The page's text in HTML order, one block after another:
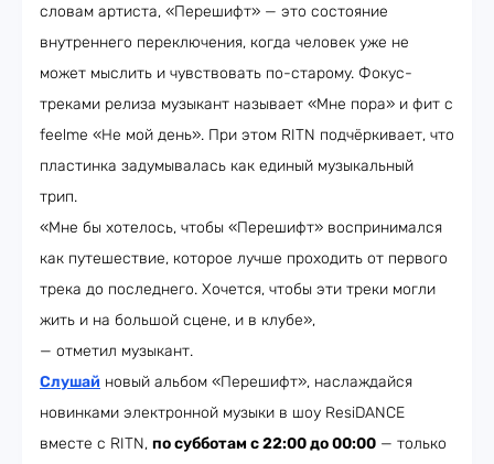
словам артиста, «Перешифт» — это состояние
внутреннего переключения, когда человек уже не
может мыслить и чувствовать по-старому. Фокус-
треками релиза музыкант называет «Мне пора» и фит с
feelme «Не мой день». При этом RITN подчёркивает, что
пластинка задумывалась как единый музыкальный
трип.
«Мне бы хотелось, чтобы «Перешифт» воспринимался
как путешествие, которое лучше проходить от первого
трека до последнего. Хочется, чтобы эти треки могли
жить и на большой сцене, и в клубе»,
— отметил музыкант.
Слушай новый альбом «Перешифт», наслаждайся
новинками электронной музыки в шоу ResiDANCE
вместе с RITN, по субботам с 22:00 до 00:00 — только